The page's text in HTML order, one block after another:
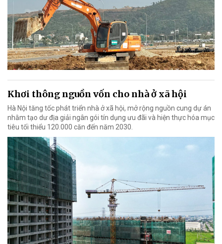
Khơi thông nguồn vốn cho nhà ở xã hội
Hà Nội tăng tốc phát triển nhà ở xã hội, mở rộng nguồn cung dự án
nhằm tạo dư địa giải ngân gói tín dụng ưu đãi và hiện thực hóa mục
tiêu tối thiểu 120.000 căn đến năm 2030.